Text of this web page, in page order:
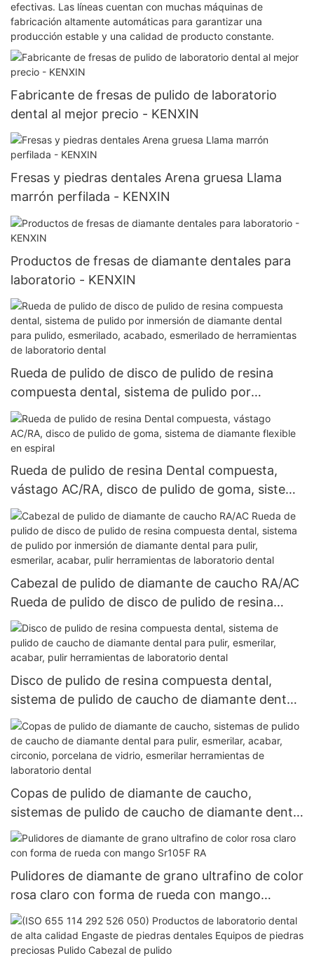
efectivas. Las líneas cuentan con muchas máquinas de
fabricación altamente automáticas para garantizar una
producción estable y una calidad de producto constante.
Fabricante de fresas de pulido de laboratorio
dental al mejor precio - KENXIN
Fresas y piedras dentales Arena gruesa Llama
marrón perfilada - KENXIN
Productos de fresas de diamante dentales para
laboratorio - KENXIN
Rueda de pulido de disco de pulido de resina
compuesta dental, sistema de pulido por
inmersión de diamante dental para pulido,
esmerilado, acabado, esmerilado de
herramientas de laboratorio dental
Rueda de pulido de resina Dental compuesta,
vástago AC/RA, disco de pulido de goma, sistema
de diamante flexible en espiral
Cabezal de pulido de diamante de caucho RA/AC
Rueda de pulido de disco de pulido de resina
compuesta dental, sistema de pulido por
inmersión de diamante dental para pulir,
esmerilar, acabar, pulir herramientas de
laboratorio dental
Disco de pulido de resina compuesta dental,
sistema de pulido de caucho de diamante dental
para pulir, esmerilar, acabar, pulir herramientas
de laboratorio dental
Copas de pulido de diamante de caucho,
sistemas de pulido de caucho de diamante dental
para pulir, esmerilar, acabar, circonio, porcelana
de vidrio, esmerilar herramientas de laboratorio
dental
Pulidores de diamante de grano ultrafino de color
rosa claro con forma de rueda con mango
Sr105F RA